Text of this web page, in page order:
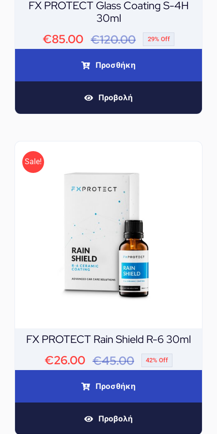
FX PROTECT Glass Coating S-4H
30ml
€120.00
Original
price
€85.00
Η
τρέχουσα
29% Off
Προσθήκη
Προβολή
Sale!
FX PROTECT Rain Shield R-6 30ml
€45.00
Original
price
€26.00
Η
τρέχουσα
42% Off
Προσθήκη
Προβολή